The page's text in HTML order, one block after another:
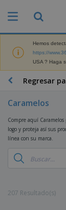
Hemos
https://
USA ? Haga
Regresar
Caramelos
Compre aquí
logo y proteja así sus
línea con su marca.
207 Resultado(s)